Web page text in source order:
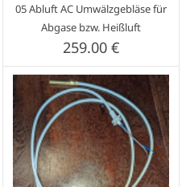
05 Abluft AC Umwälzgebläse für
Abgase bzw. Heißluft
259.00 €